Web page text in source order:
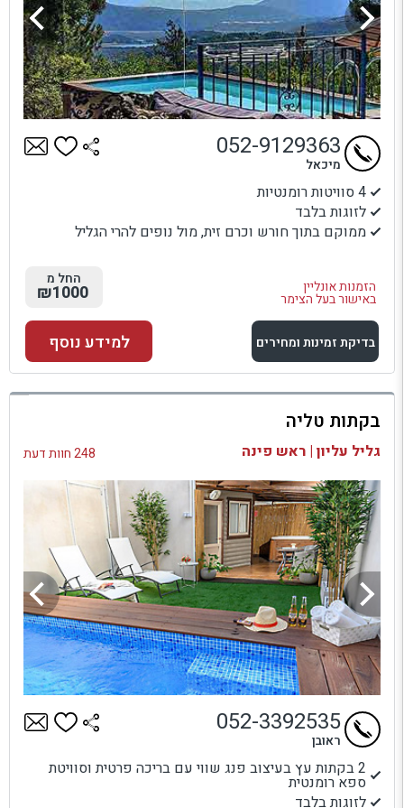
4 סוויטות רומנטיות
לזוגות בלבד
ממוקם בתוך חורש וכרם זית, מול נופים להרי הגליל
הזמנות אונליין
באישור בעל הצימר
052-9129363
מיכאל
החל מ
₪1000
בדיקת זמינות ומחירים
למתחם זה
בדיקת זמינות ומחירים
למידע נוסף
בקתות טליה
גליל עליון | ראש פינה 248 חוות דעת
2 בקתות עץ בעיצוב פנג שווי עם בריכה פרטית וסוויטת
ספא רומנטית
לזוגות בלבד
052-3392535
ראובן